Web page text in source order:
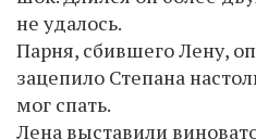
не удалось.
Парня, сбившего Лену,
зацепило Степана
мог спать.
Лена выставили